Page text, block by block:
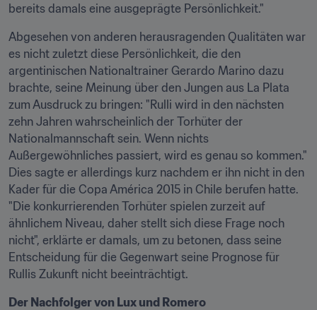
bereits damals eine ausgeprägte Persönlichkeit."
Abgesehen von anderen herausragenden Qualitäten war
es nicht zuletzt diese Persönlichkeit, die den
argentinischen Nationaltrainer Gerardo Marino dazu
brachte, seine Meinung über den Jungen aus La Plata
zum Ausdruck zu bringen: "Rulli wird in den nächsten
zehn Jahren wahrscheinlich der Torhüter der
Nationalmannschaft sein. Wenn nichts
Außergewöhnliches passiert, wird es genau so kommen."
Dies sagte er allerdings kurz nachdem er ihn nicht in den
Kader für die Copa América 2015 in Chile berufen hatte.
"Die konkurrierenden Torhüter spielen zurzeit auf
ähnlichem Niveau, daher stellt sich diese Frage noch
nicht", erklärte er damals, um zu betonen, dass seine
Entscheidung für die Gegenwart seine Prognose für
Rullis Zukunft nicht beeinträchtigt.
Der Nachfolger von Lux und Romero